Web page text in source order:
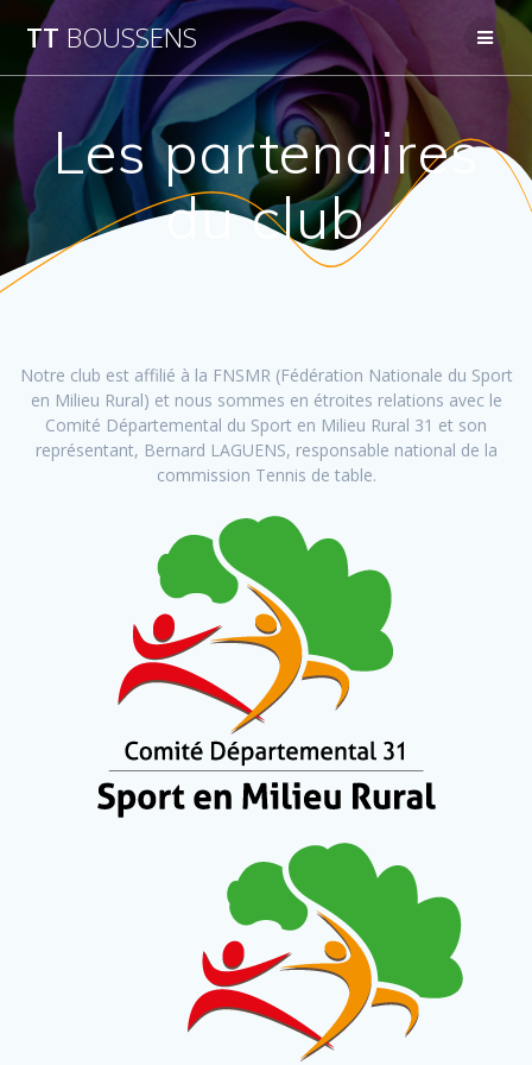
Passer
au
contenu
TT BOUSSENS
Les partenaires
du club
Notre club est affilié à la FNSMR (Fédération Nationale du Sport
en Milieu Rural) et nous sommes en étroites relations avec le
Comité Départemental du Sport en Milieu Rural 31 et son
représentant, Bernard LAGUENS, responsable national de la
commission Tennis de table.